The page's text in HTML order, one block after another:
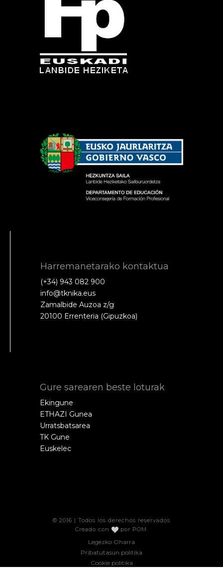
Harremanetarako kontaktua
(+34) 943 082 900
info@tknika.eus
Zamalbide Auzoa z/g
20100 Errenteria (Gipuzkoa)
Gure sarearen beste loturak
Ekingune
ETHAZI Gunea
Urratsbatsarea
TK Gune
Euskelec
© 2016 | Todos los derechos reservados
Creado con
por POM
Legezko Oharra
Pribatutasun politika
Cookie politika